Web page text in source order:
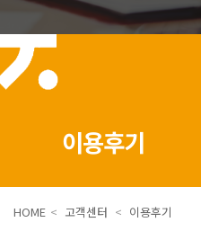
이용후기
HOME < 고객센터 < 이용후기